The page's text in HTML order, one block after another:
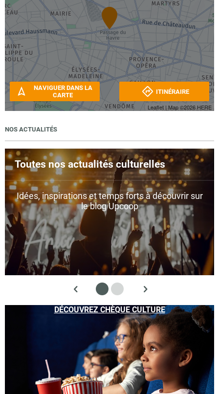
Leaflet | Map ©2026HERE
NAVIGUER DANS LA
CARTE
ITINÉRAIRE
NOS ACTUALITÉS
Toutes nos actualités culturelles
Idées, inspirations et temps forts à découvrir sur
le blog Upcoop
DÉCOUVREZ CHÈQUE CULTURE